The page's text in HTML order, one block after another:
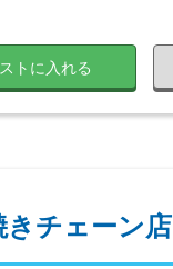
トに入れる
きチェーン店